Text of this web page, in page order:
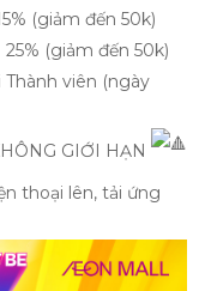
(giảm đến 50k)
(giảm đến 50k)
viên (ngày
GIỚI HẠN
thoại lên, tải ứng